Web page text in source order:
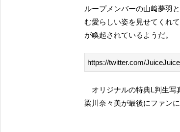
ループメンバーの山﨑夢羽
む愛らしい姿を見せてくれ
が喚起されているようだ。
https://twitter.com/
オリジナルの特典L判生
梁川奈々美が最後にファン